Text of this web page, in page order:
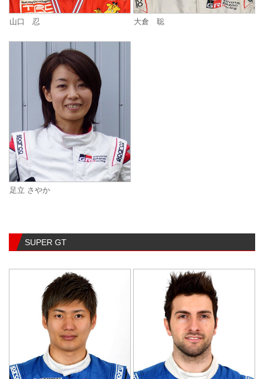
山口 忍 大倉 聡
足立 さやか
SUPER GT